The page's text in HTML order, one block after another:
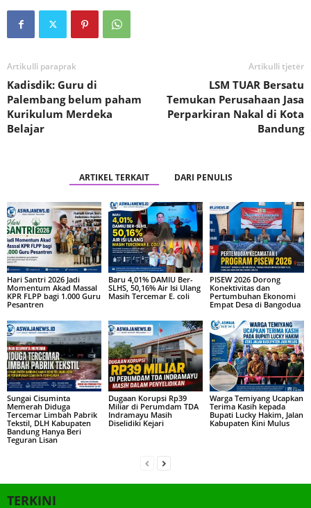
Artikulli paraprak
Kadisdik: Guru di
Palembang belum paham
Kurikulum Merdeka
Belajar
Artikulli tjetër
LSM TUAR Bersatu
Temukan Perusahaan Jasa
Perparkiran Nakal di Kota
Bandung
ARTIKEL TERKAIT DARI PENULIS
Hari Santri 2026 Jadi
Momentum Akad Massal
KPR FLPP bagi 1.000 Guru
Pesantren
Baru 4,01% DAMIU Ber-
SLHS, 50,16% Air Isi Ulang
Masih Tercemar E. coli
PISEW 2026 Dorong
Konektivitas dan
Pertumbuhan Ekonomi
Empat Desa di Bangodua
Sungai Cisuminta
Memerah Diduga
Tercemar Limbah Pabrik
Tekstil, DLH Kabupaten
Bandung Hanya Beri
Teguran Lisan
Dugaan Korupsi Rp39
Miliar di Perumdam TDA
Indramayu Masih
Diselidiki Kejari
Warga Temiyang Ucapkan
Terima Kasih kepada
Bupati Lucky Hakim, Jalan
Kabupaten Kini Mulus
TERKINI